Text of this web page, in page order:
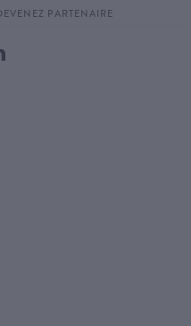
PARTENAIRE